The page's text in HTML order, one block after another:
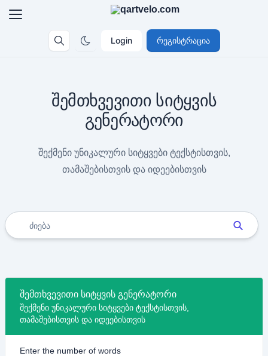
Login რეგისტრაცია
შემთხვევითი სიტყვის
გენერატორი
შექმენი უნიკალური სიტყვები ტექსტისთვის,
თამაშებისთვის და იდეებისთვის
შემთხვევითი სიტყვის გენერატორი
შექმენი უნიკალური სიტყვები ტექსტისთვის,
თამაშებისთვის და იდეებისთვის
Enter the number of words